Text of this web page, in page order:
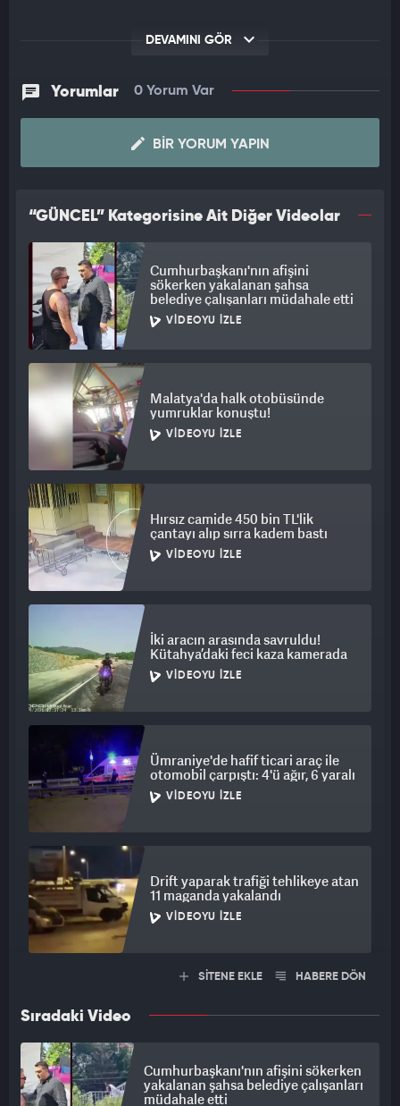
DEVAMINI GÖR
Yorumlar 0 Yorum Var
BIR YORUM YAPIN
“GÜNCEL” Kategorisine Ait Diğer Videolar
Cumhurbaşkanı'nın afişini
sökerken yakalanan şahsa
belediye çalışanları müdahale etti
VIDEOYU İZLE
Malatya'da halk otobüsünde
yumruklar konuştu!
VIDEOYU İZLE
Hırsız camide 450 bin TL'lik
çantayı alıp sırra kadem bastı
VIDEOYU İZLE
İki aracın arasında savruldu!
Kütahya’daki feci kaza kamerada
VIDEOYU İZLE
Ümraniye'de hafif ticari araç ile
otomobil çarpıştı: 4'ü ağır, 6 yaralı
VIDEOYU İZLE
Drift yaparak trafiği tehlikeye atan
11 maganda yakalandı
VIDEOYU İZLE
SİTENE EKLE HABERE DÖN
Sıradaki Video
Cumhurbaşkanı'nın afişini sökerken
yakalanan şahsa belediye çalışanları
müdahale etti